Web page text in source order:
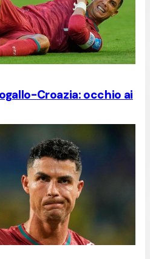
Croazia: occhio ai